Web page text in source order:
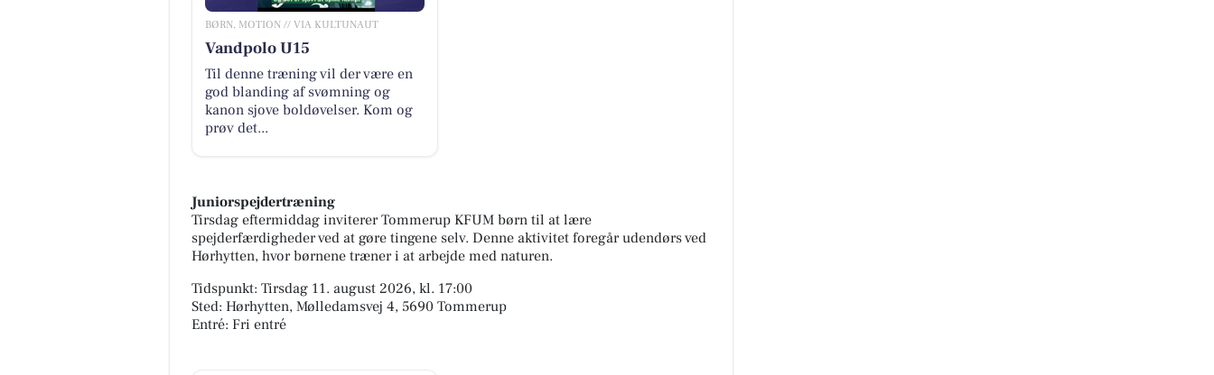
BØRN, MOTION // VIA KULTUNAUT
Vandpolo U15
Til denne træning vil der være en
god blanding af svømning og
kanon sjove boldøvelser. Kom og
prøv det...
Juniorspejdertræning
Tirsdag eftermiddag inviterer Tommerup KFUM børn til at lære
spejderfærdigheder ved at gøre tingene selv. Denne aktivitet foregår udendørs ved
Hørhytten, hvor børnene træner i at arbejde med naturen.
Tidspunkt: Tirsdag 11. august 2026, kl. 17:00
Sted: Hørhytten, Mølledamsvej 4, 5690 Tommerup
Entré: Fri entré